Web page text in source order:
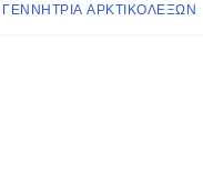
ΓΕΝΝΉΤΡΙΑ ΑΡΚΤΙΚΌΛΕΞΩΝ